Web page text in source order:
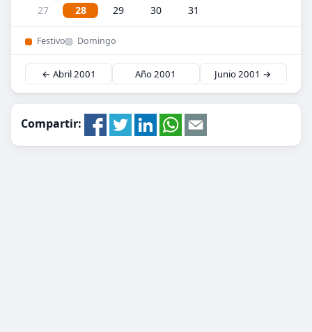
27
28 29 30 31
Festivo Domingo
← Abril 2001 Año 2001 Junio 2001 →
Compartir: